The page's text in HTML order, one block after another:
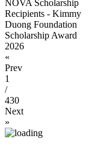
NOVA Scholarship
Recipients - Kimmy
Duong Foundation
Scholarship Award
2026
«
Prev
1
/
430
Next
»